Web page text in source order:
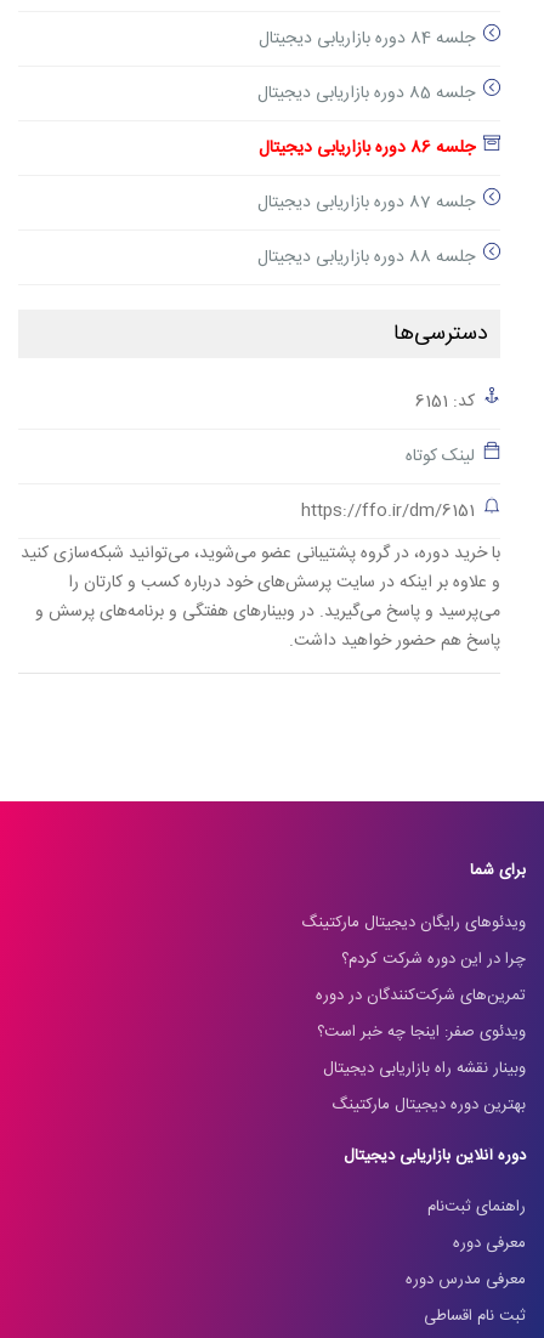
جلسه 84 دوره بازاریابی دیجیتال
جلسه 85 دوره بازاریابی دیجیتال
جلسه 86 دوره بازاریابی دیجیتال
جلسه 87 دوره بازاریابی دیجیتال
جلسه 88 دوره بازاریابی دیجیتال
دسترسی‌ها
کد: 6151
لینک کوتاه
https://ffo.ir/dm/6151
با خرید دوره، در گروه پشتیبانی عضو می‌شوید، می‌توانید شبکه‌سازی کنید
و علاوه بر اینکه در سایت پرسش‌های خود درباره کسب و کارتان را
می‌پرسید و پاسخ می‌گیرید. در وبینارهای هفتگی و برنامه‌های پرسش و
پاسخ هم حضور خواهید داشت.
برای شما
ویدئوهای رایگان دیجیتال مارکتینگ
چرا در این دوره شرکت کردم؟
تمرین‌های شرکت‌کنندگان در دوره
ویدئوی صفر: اینجا چه خبر است؟
وبینار نقشه راه بازاریابی دیجیتال
بهترین دوره دیجیتال مارکتینگ
دوره آنلاین بازاریابی دیجیتال
راهنمای ثبت‌نام
معرفی دوره
معرفی مدرس دوره
ثبت نام اقساطی